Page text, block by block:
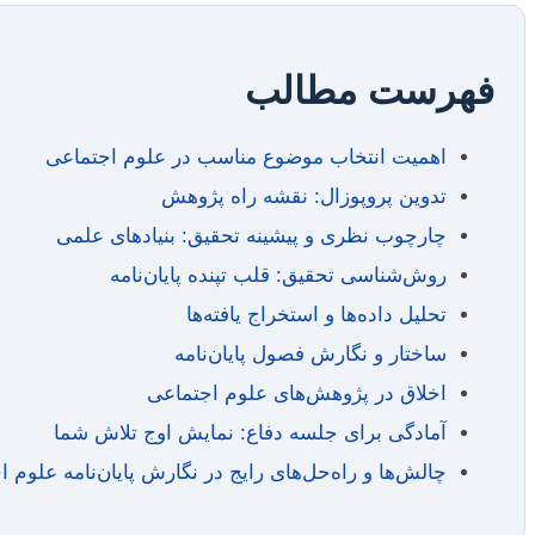
فهرست مطالب
اهمیت انتخاب موضوع مناسب در علوم اجتماعی
تدوین پروپوزال: نقشه راه پژوهش
چارچوب نظری و پیشینه تحقیق: بنیادهای علمی
روش‌شناسی تحقیق: قلب تپنده پایان‌نامه
تحلیل داده‌ها و استخراج یافته‌ها
ساختار و نگارش فصول پایان‌نامه
اخلاق در پژوهش‌های علوم اجتماعی
آمادگی برای جلسه دفاع: نمایش اوج تلاش شما
چالش‌ها و راه‌حل‌های رایج در نگارش پایان‌نامه علوم